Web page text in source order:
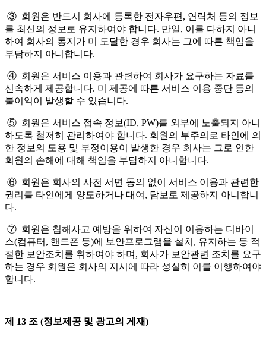
③ 회원은 반드시 회사에 등록한 전자우편, 연락처 등의 정보
를 최신의 정보로 유지하여야 합니다. 만일, 이를 다하지 아니
하여 회사의 통지가 미 도달한 경우 회사는 그에 따른 책임을
부담하지 아니합니다.
④ 회원은 서비스 이용과 관련하여 회사가 요구하는 자료를
신속하게 제공합니다. 미 제공에 따른 서비스 이용 중단 등의
불이익이 발생할 수 있습니다.
⑤ 회원은 서비스 접속 정보(ID, PW)를 외부에 노출되지 아니
하도록 철저히 관리하여야 합니다. 회원의 부주의로 타인에 의
한 정보의 도용 및 부정이용이 발생한 경우 회사는 그로 인한
회원의 손해에 대해 책임을 부담하지 아니합니다.
⑥ 회원은 회사의 사전 서면 동의 없이 서비스 이용과 관련한
권리를 타인에게 양도하거나 대여, 담보로 제공하지 아니합니
다.
⑦ 회원은 침해사고 예방을 위하여 자신이 이용하는 디바이
스(컴퓨터, 핸드폰 등)에 보안프로그램을 설치, 유지하는 등 적
절한 보안조치를 취하여야 하며, 회사가 보안관련 조치를 요구
하는 경우 회원은 회사의 지시에 따라 성실히 이를 이행하여야
합니다.
제 13 조 (정보제공 및 광고의 게재)